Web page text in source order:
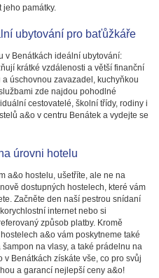
jeho památky.
ubytování pro baťůžkáře
v Benátkách ideální ubytování:
krátké vzdálenosti a větší finanční
úschovnou zavazadel, kuchyňkou
zde najdou pohodlné
cestovatelé, školní třídy, rodiny i
a&o v centru Benátek a vydejte se
úrovni hotelu
a&o hostelu, ušetříte, ale ne na
dostupných hostelech, které vám
Začněte den naší pestrou snídaní
internet nebo si
způsob platby. Kromě
a&o vám poskytneme také
na vlasy, a také prádelnu na
Benátkách získáte vše, co pro svůj
a garancí nejlepší ceny a&o!